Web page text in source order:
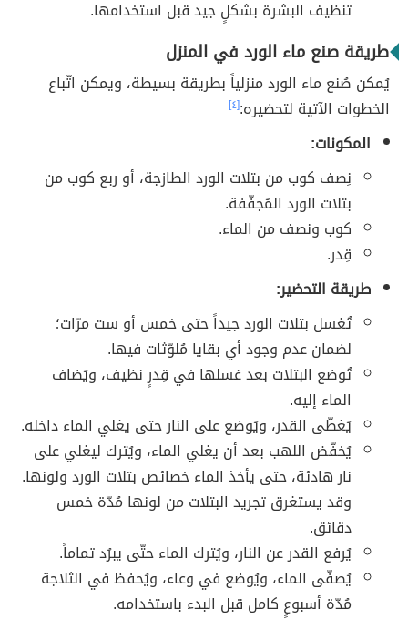
تنظيف البشرة بشكلٍ جيد قبل استخدامها.
طريقة صنع ماء الورد في المنزل
يُمكن صُنع ماء الورد منزلياً بطريقة بسيطة، ويمكن اتّباع
الخطوات الآتية لتحضيره:[٤]
المكونات:
نِصف كوب من بتلات الورد الطازجة، أو ربع كوب من
بتلات الورد المُجفّفة.
كوب ونصف من الماء.
قِدر.
طريقة التحضير:
تُغسل بتلات الورد جيداً حتى خمس أو ست مرّات؛
لضمان عدم وجود أي بقايا مُلوّثات فيها.
تُوضع البتلات بعد غسلها في قِدرٍ نظيف، ويُضاف
الماء إليه.
يُغطّى القدر، ويُوضع على النار حتى يغلي الماء داخله.
يُخفّض اللهب بعد أن يغلي الماء، ويُترك ليغلي على
نار هادئة، حتى يأخذ الماء خصائص بتلات الورد ولونها.
وقد يستغرق تجريد البتلات من لونها مُدّة خمس
دقائق.
يُرفع القدر عن النار، ويُترك الماء حتّى يبرُد تماماً.
يُصفّى الماء، ويُوضع في وعاء، ويُحفظ في الثلاجة
مُدّة أسبوعٍ كامل قبل البدء باستخدامه.